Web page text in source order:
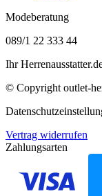
Modeberatung
089/1 22 333 44
Ihr
© Copyright outlet-
Vertrag widerrufen
Zahlungsarten